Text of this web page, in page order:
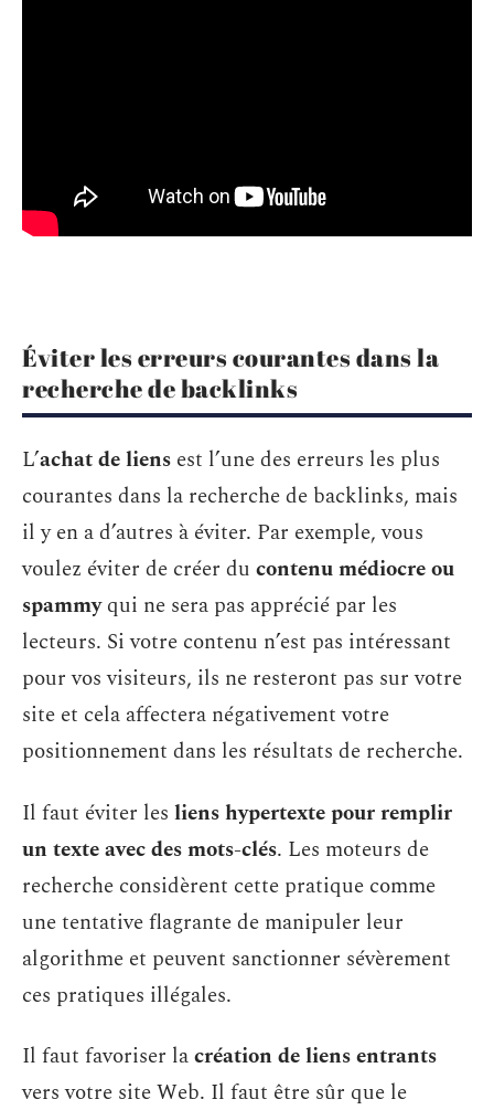
Éviter les erreurs courantes dans la
recherche de backlinks
L’achat de liens est l’une des erreurs les plus
courantes dans la recherche de backlinks, mais
il y en a d’autres à éviter. Par exemple, vous
voulez éviter de créer du contenu médiocre ou
spammyqui ne sera pas apprécié par les
lecteurs. Si votre contenu n’est pas intéressant
pour vos visiteurs, ils ne resteront pas sur votre
site et cela affectera négativement votre
positionnement dans les résultats de recherche.
Il faut éviter les liens hypertexte pour remplir
un texte avec des mots-clés. Les moteurs de
recherche considèrent cette pratique comme
une tentative flagrante de manipuler leur
algorithme et peuvent sanctionner sévèrement
ces pratiques illégales.
Il faut favoriser lacréation de liens entrants
vers votre site Web. Il faut être sûr que le